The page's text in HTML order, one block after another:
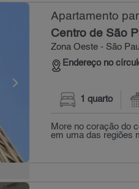
Apartamento
Centro de São
Zona Oeste - São
Endereço no
1 quarto
More no coração do
em uma das regiões